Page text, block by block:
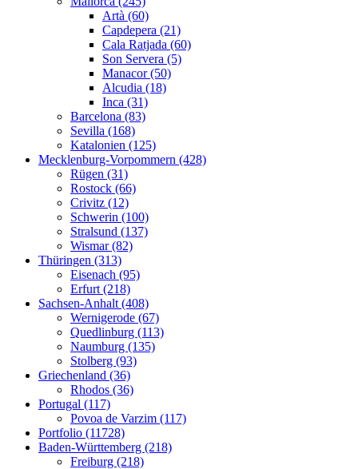
Artà (60)
Capdepera (21)
Cala Ratjada (60)
Son Servera (5)
Manacor (50)
Alcudia (18)
Inca (31)
Barcelona (83)
Sevilla (168)
Katalonien (125)
Mecklenburg-Vorpommern (428)
Rügen (31)
Rostock (66)
Crivitz (12)
Schwerin (100)
Stralsund (137)
Wismar (82)
Thüringen (313)
Eisenach (95)
Erfurt (218)
Sachsen-Anhalt (408)
Wernigerode (67)
Quedlinburg (113)
Naumburg (135)
Stolberg (93)
Griechenland (36)
Rhodos (36)
Portugal (117)
Povoa de Varzim (117)
Portfolio (11728)
Baden-Württemberg (218)
Freiburg (218)